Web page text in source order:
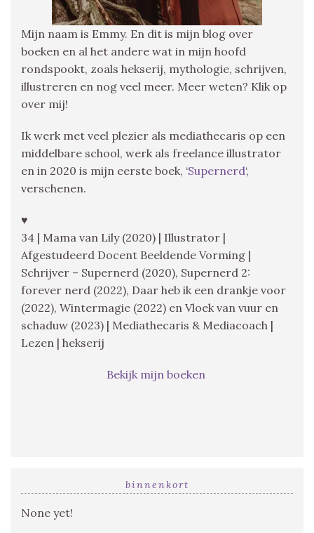
Mijn naam is Emmy. En dit is mijn blog over
boeken en al het andere wat in mijn hoofd
rondspookt, zoals hekserij, mythologie, schrijven,
illustreren en nog veel meer. Meer weten? Klik op
over mij!
Ik werk met veel plezier als mediathecaris op een
middelbare school, werk als freelance illustrator
en in 2020 is mijn eerste boek, ‘Supernerd‘,
verschenen.
♥
34 | Mama van Lily (2020) | Illustrator |
Afgestudeerd Docent Beeldende Vorming |
Schrijver – Supernerd (2020), Supernerd 2:
forever nerd (2022), Daar heb ik een drankje voor
(2022), Wintermagie (2022) en Vloek van vuur en
schaduw (2023) | Mediathecaris & Mediacoach |
Lezen | hekserij
Bekijk mijn boeken
binnenkort
None yet!